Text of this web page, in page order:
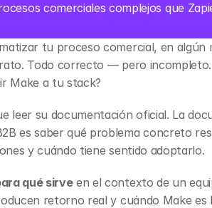
comerciales complejos que
tu proceso comercial, en
Todo correcto — pero
Make a tu stack?
leer su documentación oficial. La
es saber qué problema concreto
y cuándo tiene sentido adoptarlo.
qué sirve en el contexto de un
retorno real y cuándo Make